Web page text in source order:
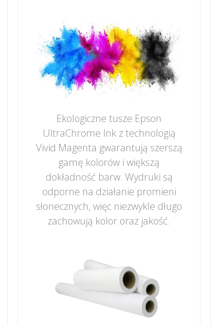
Ekologiczne tusze Epson
UltraChrome Ink z technologią
Vivid Magenta gwarantują szerszą
gamę kolorów i większą
dokładność barw. Wydruki są
odporne na działanie promieni
słonecznych, więc niezwykle długo
zachowują kolor oraz jakość.